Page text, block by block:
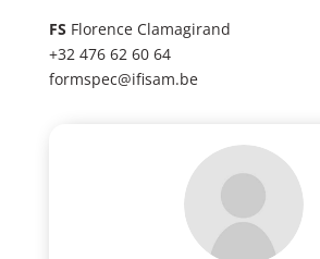
FS Florence Clamagirand
+32 476 62 60 64
formspec@ifisam.be